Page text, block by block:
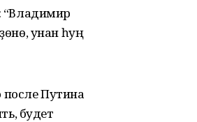
“Владимир
унан һуң
после Путина
будет